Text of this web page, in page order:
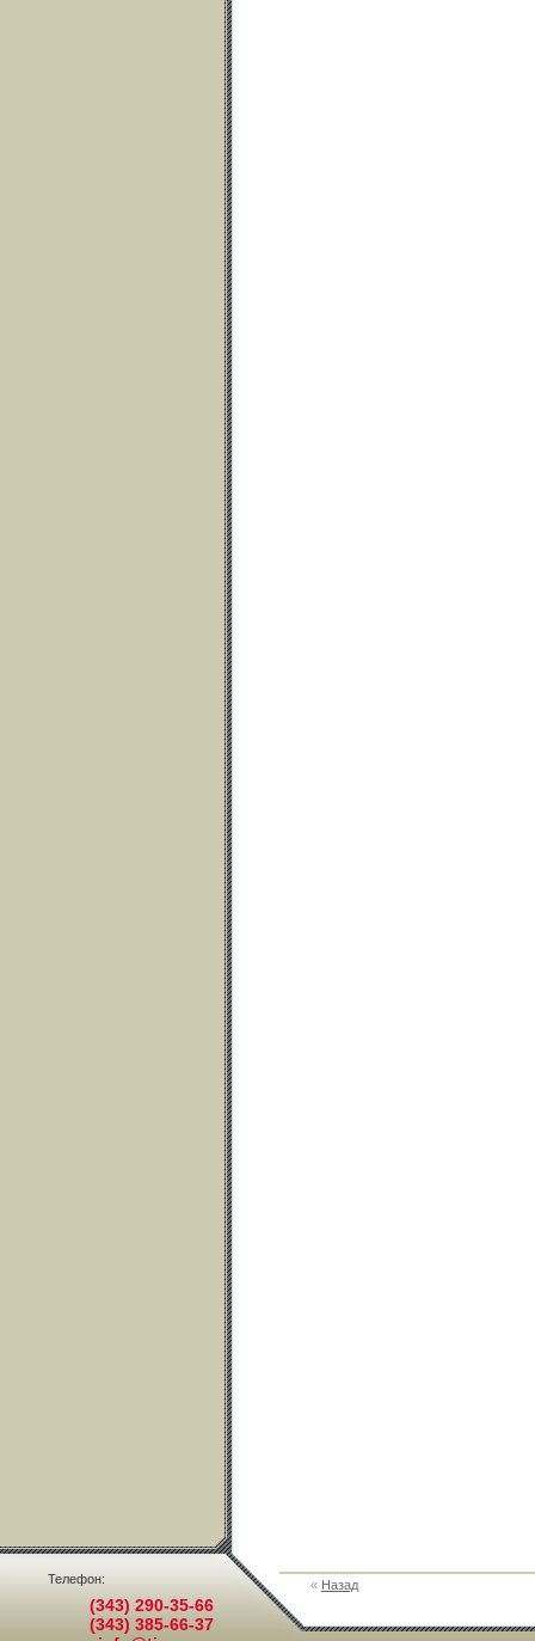
Телефон:
(343) 290-35-66
(343) 385-66-37
« Назад